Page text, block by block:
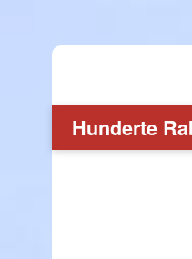
Hunderte